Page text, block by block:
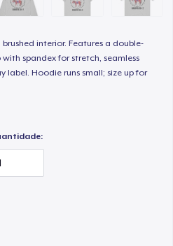
interior. Features a double-
spandex for stretch, seamless
label. Hoodie runs small; size up for